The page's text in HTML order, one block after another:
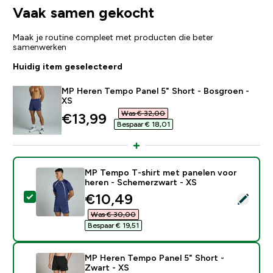
Vaak samen gekocht
Maak je routine compleet met producten die beter
samenwerken
Huidig item geselecteerd
MP Heren Tempo Panel 5" Short - Bosgroen -
XS
discounted price
€13,99‎
Was € 32,00‎
Bespaar € 18,01‎
Selecteer dit product - MP Tempo T-shirt met
MP Tempo T-shirt met panelen voor
heren - Schemerzwart - XS
discounted price
€10,49‎
Was € 30,00‎
Bespaar € 19,51‎
MP Heren Tempo Panel 5" Short -
Zwart - XS